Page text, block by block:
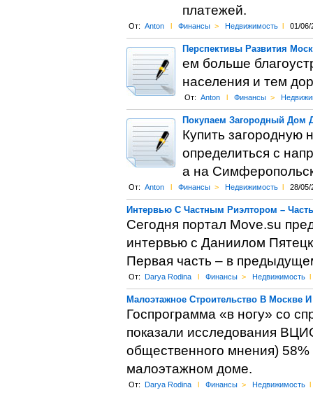
платежей.
От: Anton l Финансы > Недвижимость l 01/06/
Перспективы Развития
ем больше
населения и тем
От: Anton l Финансы >
Покупаем Загородный Дом
Купить загородную
определиться с
а на
От: Anton l Финансы > Недвижимость l 28/05/
Интервью С Частным Риэлтором –
Сегодня портал Move.su
интервью с Даниилом
Первая часть – в
От: Darya Rodina l Финансы > Недвижимость l
Малоэтажное Строительство В Москве
Госпрограмма «в ногу» со
показали исследования
общественного мнения)
малоэтажном доме.
От: Darya Rodina l Финансы > Недвижимость l